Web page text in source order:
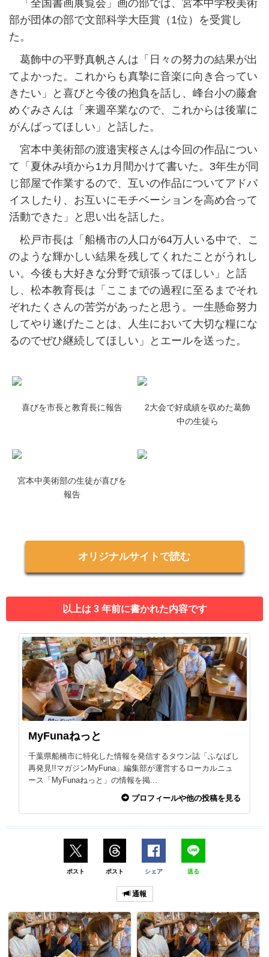
「全国書画展覧会」画の部では、宮本中学校美術
部が団体の部で文部科学大臣賞（1位）を受賞し
た。
葛飾中の平野真帆さんは「日々の努力の結果が出
てよかった。これからも真摯に音楽に向き合ってい
きたい」と喜びと今後の抱負を話し、峰台小の藤倉
めぐみさんは「来週卒業なので、これからは後輩に
がんばってほしい」と話した。
宮本中美術部の渡邉実桜さんは今回の作品につい
て「夏休み頃から1カ月間かけて書いた。3年生が同
じ部屋で作業するので、互いの作品についてアドバ
イスしたり、お互いにモチベーションを高め合って
活動できた」と思い出を話した。
松戸市長は「船橋市の人口が64万人いる中で、こ
のような輝かしい結果を残してくれたことがうれし
い。今後も大好きな分野で頑張ってほしい」と話
し、松本教育長は「ここまでの過程に至るまでそれ
ぞれたくさんの苦労があったと思う。一生懸命努力
してやり遂げたことは、人生において大切な糧にな
るのでぜひ継続してほしい」とエールを送った。
喜びを市長と教育長に報告
2大会で好成績を収めた葛飾
中の生徒ら
宮本中美術部の生徒が喜びを
報告
オリジナルサイトで読む
以上は 3 年前に書かれた内容です
MyFunaねっと
千葉県船橋市に特化した情報を発信するタウン誌「ふなばし
再発見!!マガジンMyFuna」編集部が運営するローカルニュ
ース「MyFunaねっと」の情報を掲...
プロフィールや他の投稿を見る
ポスト ポスト シェア 送る
通報